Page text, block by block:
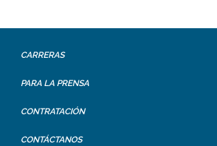
CARRERAS
PARA LA PRENSA
CONTRATACIÓN
CONTÁCTANOS